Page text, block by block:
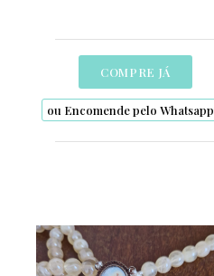
COMPRE JÁ
ou Encomende pelo Whatsapp